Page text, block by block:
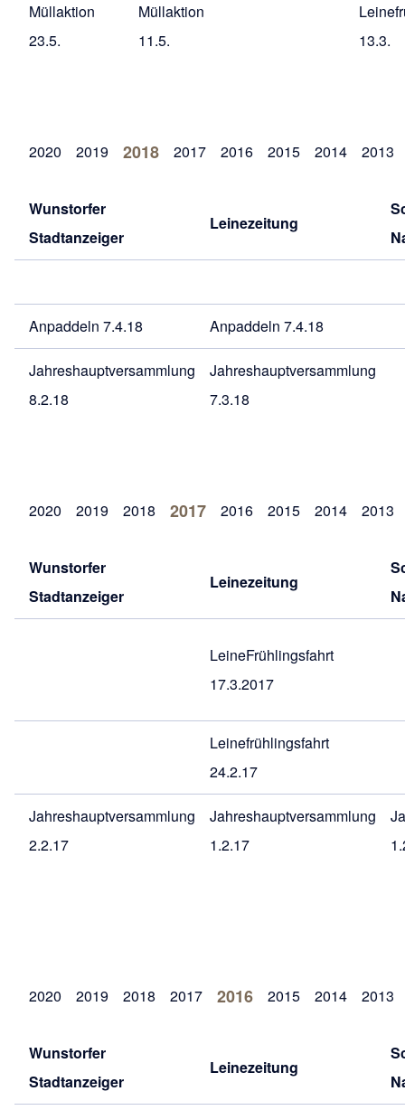
Müllaktion
23.5.
Müllaktion
11.5.
13.3.
2020 2019 2018 2017 2016 2015 2014 2013
Wunstorfer
Stadtanzeiger
Leinezeitung
Anpaddeln 7.4.18 Anpaddeln 7.4.18
Jahreshauptversammlung
8.2.18
Jahreshauptversammlung
7.3.18
2020 2019 2018 2017 2016 2015 2014 2013
Wunstorfer
Stadtanzeiger
Leinezeitung
LeineFrühlingsfahrt
17.3.2017
Leinefrühlingsfahrt
24.2.17
Jahreshauptversammlung
2.2.17
Jahreshauptversammlung
1.2.17
2020 2019 2018 2017 2016 2015 2014 2013
Wunstorfer
Stadtanzeiger
Leinezeitung